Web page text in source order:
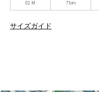
02 M 71cm
サイズガイド